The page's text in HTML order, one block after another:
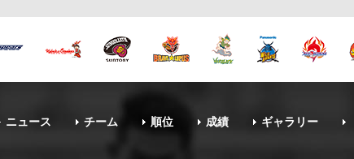
ニュース チーム 順位 成績 ギャラリー